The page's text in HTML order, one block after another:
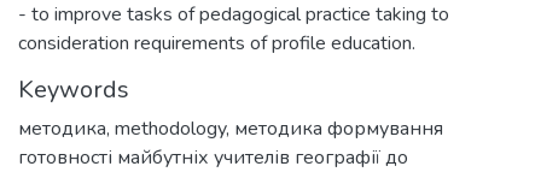
- to improve tasks of pedagogical practice taking to
consideration requirements of profile education.
Keywords
методика, methodology, методика формування
готовності майбутніх учителів географії до